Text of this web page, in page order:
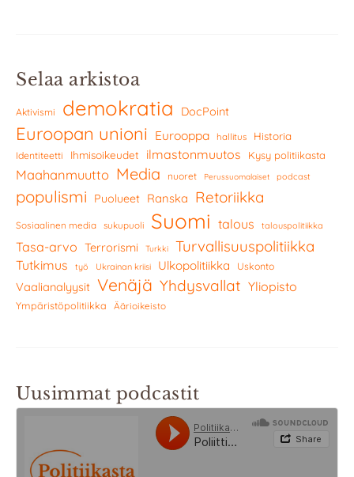
Selaa arkistoa
Aktivismi demokratia DocPoint
Euroopan unioni Eurooppa hallitus Historia
Identiteetti Ihmisoikeudet ilmastonmuutos Kysy politiikasta
Maahanmuutto Media nuoret Perussuomalaiset podcast
populismi Puolueet Ranska Retoriikka
Sosiaalinen media sukupuoli Suomi talous talouspolitiikka
Tasa-arvo Terrorismi Turkki Turvallisuuspolitiikka
Tutkimus työ Ukrainan kriisi Ulkopolitiikka Uskonto
Vaalianalyysit Venäjä Yhdysvallat Yliopisto
Ympäristöpolitiikka Äärioikeisto
Uusimmat podcastit